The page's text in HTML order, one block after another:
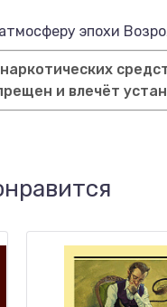
эпохи
и влечёт